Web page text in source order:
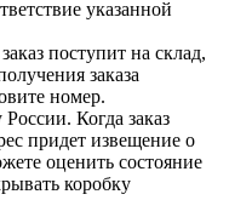
указанной
поступит на склад,
заказа
номер.
Когда заказ
придет извещение о
оценить состояние
коробку